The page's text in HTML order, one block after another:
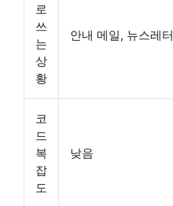
로
쓰
는
상
황
안내 메일, 뉴스레터
코
드
복
잡
도
낮음